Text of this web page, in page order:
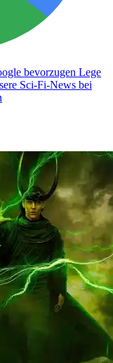
bevorzugen Lege
Sci-Fi-News bei